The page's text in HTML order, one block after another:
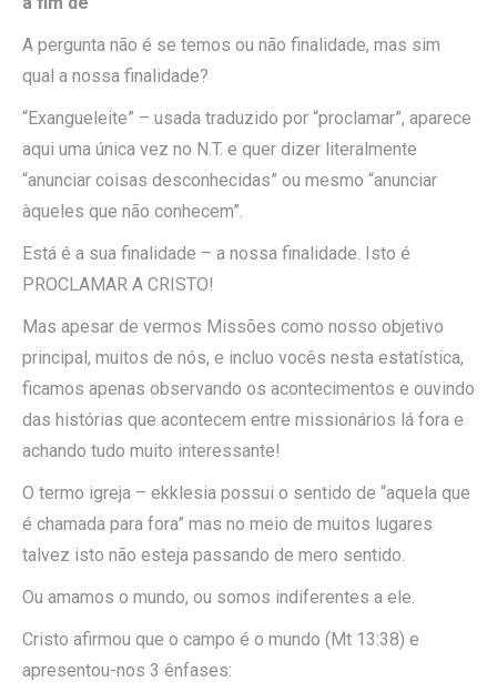
A pergunta não é se temos ou não finalidade, mas sim
qual a nossa finalidade?
“Exangueleite” – usada traduzido por “proclamar”, aparece
aqui uma única vez no N.T. e quer dizer literalmente
“anunciar coisas desconhecidas” ou mesmo “anunciar
àqueles que não conhecem”.
Está é a sua finalidade – a nossa finalidade. Isto é
PROCLAMAR A CRISTO!
Mas apesar de vermos Missões como nosso objetivo
principal, muitos de nós, e incluo vocês nesta estatística,
ficamos apenas observando os acontecimentos e ouvindo
das histórias que acontecem entre missionários lá fora e
achando tudo muito interessante!
O termo igreja – ekklesia possui o sentido de “aquela que
é chamada para fora” mas no meio de muitos lugares
talvez isto não esteja passando de mero sentido.
Ou amamos o mundo, ou somos indiferentes a ele.
Cristo afirmou que o campo é o mundo (Mt 13:38) e
apresentou-nos 3 ênfases: